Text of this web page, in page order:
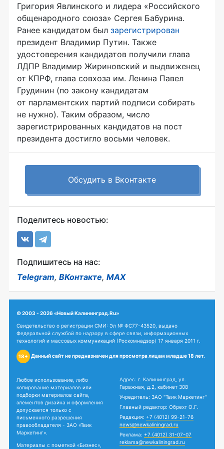
Григория Явлинского и лидера «Российского
общенародного союза» Сергея Бабурина.
Ранее кандидатом был зарегистрирован
президент Владимир Путин. Также
удостоверения кандидатов получили глава
ЛДПР Владимир Жириновский и выдвиженец
от КПРФ, глава совхоза им. Ленина Павел
Грудинин (по закону кандидатам
от парламентских партий подписи собирать
не нужно). Таким образом, число
зарегистрированных кандидатов на пост
президента достигло восьми человек.
Обсудить в Вконтакте
Поделитесь новостью:
Подпишитесь на нас:
Telegram, ВКонтакте, MAX
© 2003 - 2026 «Новый Калининград.Ru»
Свидетельство о регистрации СМИ: Эл № ФС77-43520, выдано
Федеральной службой по надзору в сфере связи, информационных
технологий и массовых коммуникаций (Роскомнадзор) 17 января 2011 г.
18+ Данный сайт не предназначен для просмотра лицам младше 18 лет.
Любое использование, либо
копирование материалов или
подборки материалов сайта,
элементов дизайна и оформления
допускается только с
письменного разрешения
правообладателя - ЗАО «Твик
Маркетинг».
Материалы с пометкой «Бизнес»,
Адрес: г. Калининград, ул.
Гаражная, д.2, кабинет 308
Учредитель: ЗАО "Твик Маркетинг"
Главный редактор: Обрехт О.Г.
Редакция: +7 (4012) 99-21-76
news@newkaliningrad.ru
Реклама: +7 (4012) 31-07-07
reklama@newkaliningrad.ru